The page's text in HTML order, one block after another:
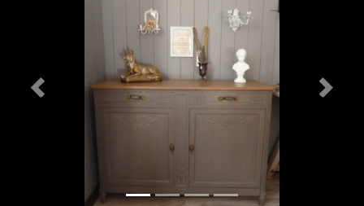
Previous Next